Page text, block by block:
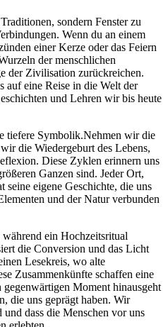
sondern Fenster zu
Wenn du an ‌einem
einer Kerze oder ⁤das Feiern
der menschlichen
der Zivilisation zurückreichen.
⁤auf eine Reise in⁣ die ⁤Welt der
und Lehren ​wir bis heute
tiefere Symbolik.Nehmen wir⁢ die
die Wiedergeburt​ des⁢ Lebens,
Diese Zyklen erinnern uns
Ganzen sind.⁢ Jeder ⁣Ort,
seine eigene Geschichte, die ‍uns
und der ⁣Natur verbunden
während ein Hochzeitsritual
die ‍Conversion ‍und das Licht
Lesekreis, wo alte
Zusammenkünfte schaffen eine
Moment hinausgeht
die⁣ uns geprägt haben. Wir
dass die⁣ Menschen vor‌ uns